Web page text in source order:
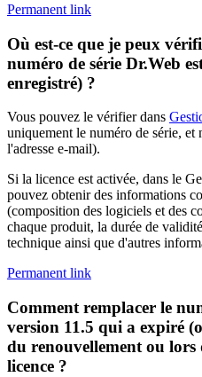
Permanent link
Où est-ce que je peux
numéro de série Dr.Web
enregistré) ?
Vous pouvez le vérifier dans
uniquement le numéro de série, et
l'adresse e-mail).
Si la licence est activée, dans le
pouvez obtenir des informations
(composition des logiciels et des
chaque produit, la durée de
technique ainsi que d'autres
Permanent link
Comment remplacer le
version 11.5 qui a expiré
du renouvellement ou lors
licence ?